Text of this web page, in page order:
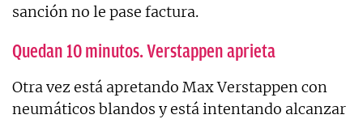
sanción no le pase factura.
Quedan 10 minutos. Verstappen aprieta
Otra vez está apretando Max Verstappen con
neumáticos blandos y está intentando alcanzar